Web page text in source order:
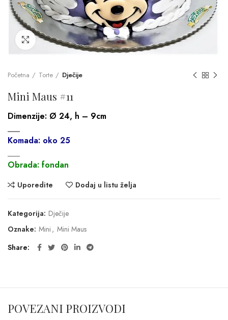
Click to enlarge
Početna Torte Dječije
Mini Maus #11
Dimenzije: Ø 24, h – 9cm
___
Komada: oko 25
Obrada: fondan
Uporedite Dodaj u listu želja
Kategorija: Dječije
Oznake: Mini , Mini Maus
Share
POVEZANI PROIZVODI